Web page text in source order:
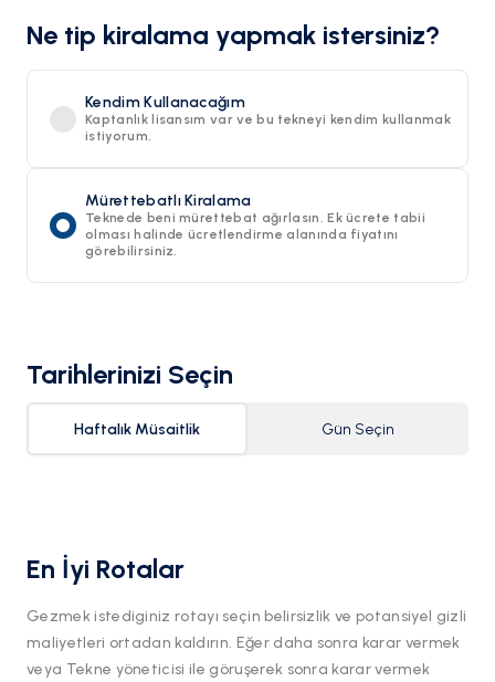
Ne tip kiralama yapmak istersiniz?
Kendim Kullanacağım
Kaptanlık lisansım var ve bu tekneyi kendim kullanmak
istiyorum.
Mürettebatlı Kiralama
Teknede beni mürettebat ağırlasın. Ek ücrete tabii
olması halinde ücretlendirme alanında fiyatını
görebilirsiniz.
Tarihlerinizi Seçin
Haftalık Müsaitlik Gün Seçin
En İyi Rotalar
Gezmek istediginiz rotayı seçin belirsizlik ve potansiyel gizli
maliyetleri ortadan kaldırın. Eğer daha sonra karar vermek
veya Tekne yöneticisi ile göruşerek sonra karar vermek